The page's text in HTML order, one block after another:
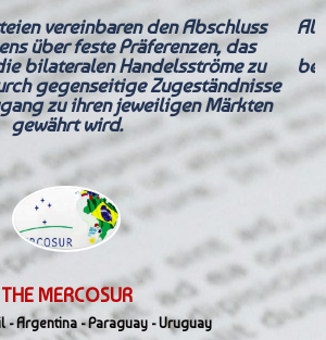
vereinbaren den Abschluss
über feste Präferenzen, das
bilateralen Handelsströme zu
gegenseitige Zugeständnisse
zu ihren jeweiligen Märkten
gewährt wird.
THE MERCOSUR
- Argentina - Paraguay - Uruguay